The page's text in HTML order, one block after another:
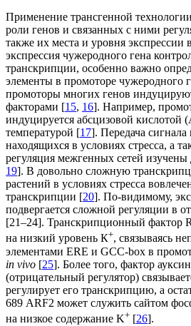
Применение трансгенной
роли генов и связанных с ними
также их места и уровня экспрессии
экспрессия чужеродного гена
транскрипции, особенно важно
элементы в промоторе чужеродного
промоторы многих генов
факторами [15, 16]. Например,
индуцируется абсцизовой кислотой
температурой [17]. Передача сигнала
находящихся в условиях стресса, а
регуляция межгенных сетей
19]. В довольно сложную
растений в условиях стресса
транскрипции [20]. По-видимому,
подвергается сложной регуляции в
[21‒24]. Транскрипционный фактор
на низкий уровень К+, связываясь
элементами ERE и GCC-box в
in vivo [25]. Более того, фактор
(отрицательный регулятор)
регулирует его транскрипцию, а
689 ARF2 может служить сайтом
на низкое содержание K+ [26].